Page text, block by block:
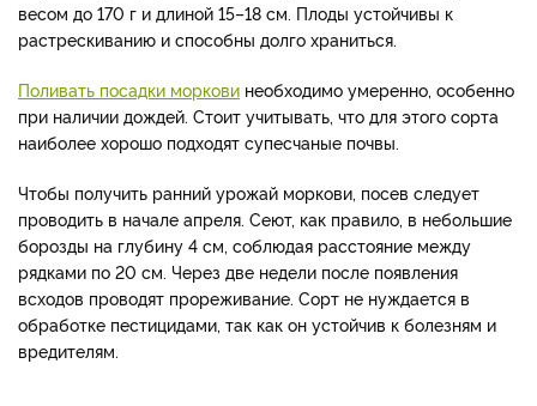
весом до 170 г и длиной 15–18 см. Плоды устойчивы к
растрескиванию и способны долго храниться.
Поливать посадки моркови необходимо умеренно, особенно
при наличии дождей. Стоит учитывать, что для этого сорта
наиболее хорошо подходят супесчаные почвы.
Чтобы получить ранний урожай моркови, посев следует
проводить в начале апреля. Сеют, как правило, в небольшие
борозды на глубину 4 см, соблюдая расстояние между
рядками по 20 см. Через две недели после появления
всходов проводят прореживание. Сорт не нуждается в
обработке пестицидами, так как он устойчив к болезням и
вредителям.